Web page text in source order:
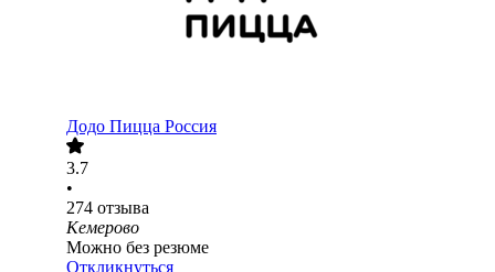
Додо Пицца Россия
3.7
•
274 отзыва
Кемерово
Можно без резюме
Откликнуться